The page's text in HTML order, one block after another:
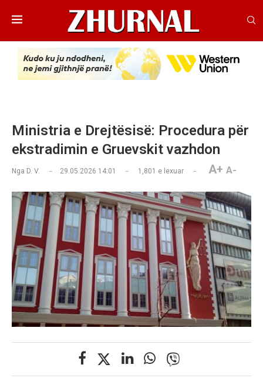
Ministria e Drejtësisë: Procedura për
ekstradimin e Gruevskit vazhdon
Nga D. V. 29.05.2026 14:01 1,801 e lexuar A+ A-